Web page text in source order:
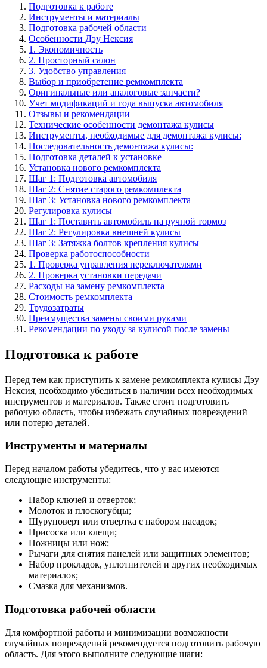
Подготовка к работе
Инструменты и материалы
Подготовка рабочей области
Особенности Дэу Нексия
1. Экономичность
2. Просторный салон
3. Удобство управления
Выбор и приобретение ремкомплекта
Оригинальные или аналоговые запчасти?
Учет модификаций и года выпуска автомобиля
Отзывы и рекомендации
Технические особенности демонтажа кулисы
Инструменты, необходимые для демонтажа кулисы:
Последовательность демонтажа кулисы:
Подготовка деталей к установке
Установка нового ремкомплекта
Шаг 1: Подготовка автомобиля
Шаг 2: Снятие старого ремкомплекта
Шаг 3: Установка нового ремкомплекта
Регулировка кулисы
Шаг 1: Поставить автомобиль на ручной тормоз
Шаг 2: Регулировка внешней кулисы
Шаг 3: Затяжка болтов крепления кулисы
Проверка работоспособности
1. Проверка управления переключателями
2. Проверка установки передачи
Расходы на замену ремкомплекта
Стоимость ремкомплекта
Трудозатраты
Преимущества замены своими руками
Рекомендации по уходу за кулисой после замены
Подготовка к работе
Перед тем как приступить к замене ремкомплекта кулисы Дэу
Нексия, необходимо убедиться в наличии всех необходимых
инструментов и материалов. Также стоит подготовить
рабочую область, чтобы избежать случайных повреждений
или потерю деталей.
Инструменты и материалы
Перед началом работы убедитесь, что у вас имеются
следующие инструменты:
Набор ключей и отверток;
Молоток и плоскогубцы;
Шуруповерт или отвертка с набором насадок;
Присоска или клещи;
Ножницы или нож;
Рычаги для снятия панелей или защитных элементов;
Набор прокладок, уплотнителей и других необходимых
материалов;
Смазка для механизмов.
Подготовка рабочей области
Для комфортной работы и минимизации возможности
случайных повреждений рекомендуется подготовить рабочую
область. Для этого выполните следующие шаги: